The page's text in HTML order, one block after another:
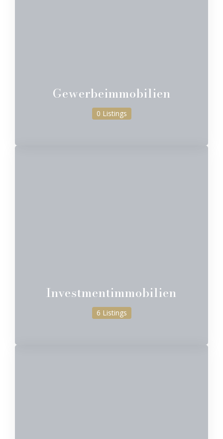
Gewerbeimmobilien
0 Listings
Investmentimmobilien
6 Listings